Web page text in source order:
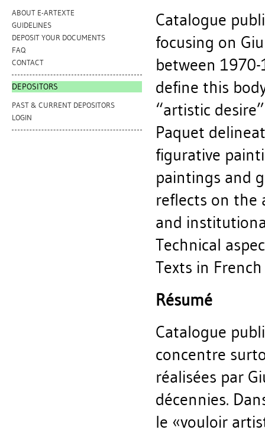
ABOUT E-ARTEXTE
GUIDELINES
DEPOSIT YOUR DOCUMENTS
FAQ
CONTACT
DEPOSITORS
PAST & CURRENT DEPOSITORS
LOGIN
Catalogue
focusing on
between
define this
“artistic
Paquet
figurative
paintings and
reflects on the
and
Technical
Texts in
Résumé
Catalogue
concentre
réalisées par
décennies.
le «vouloir